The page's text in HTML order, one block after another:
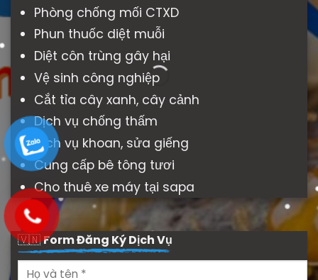
Phòng chống mối CTXD
Phun thuốc diệt muỗi
Diệt côn trùng gây hại
Vệ sinh công nghiệp
Cắt tỉa cây xanh, cây cảnh
Dịch vụ chống thấm
Dịch vụ khoan, sửa giếng
Cung cấp bê tông tươi
Cho thuê xe máy tại sapa
🇻🇳Form Đăng Ký Dịch Vụ